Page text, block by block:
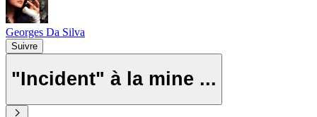
Georges Da Silva
Suivre
"Incident" à la mine ...